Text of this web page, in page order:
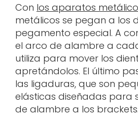
Con los aparatos
metálicos se pegan a los
pegamento especial. A
el arco de alambre a
utiliza para mover los
apretándolos. El último
las ligaduras, que son
elásticas diseñadas para
de alambre a los brackets.